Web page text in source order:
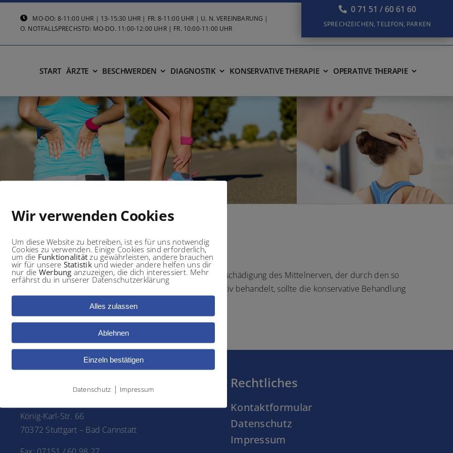
MO-DO: 8-11:00 UHR | 13-15:30 UHR | FR: 8-11:00 UHR | U. N. VEREINBARUNG |
O. NOTFALLSPRECHSTD: MO-DO. 11:00-12:00 UHR | FR. 10:00-11:00 UHR
START ÄRZTE BESCHWERDEN DIAGNOSTIK KONSERVATIVE THERAPIE OPERATIVE THERAPIE
Die Ursache hierfür ist eine chronische Druckschädigung des Mittelnerven, der durch den so
Das Karpaltunnelsyndrom wird von uns zuerst konservativ behandelt, sollte die konservative Behandlung
OP-Standort STUTTGART
König-Karl-Str. 66
70372 Stuttgart – Bad Cannstatt
Rechtliches
Kontaktformular
Datenschutz
Impressum
0 71 51 / 60 61 60
SPRECHZEICHEN, TELEFON, PARKEN
Wir verwenden Cookies
Um diese Website zu betreiben, ist es für uns notwendig
Cookies zu verwenden. Einige Cookies sind erforderlich,
um die Funktionalität zu gewährleisten, andere brauchen
wir für unsere Statistikund wieder andere helfen uns dir
nur die Werbung anzuzeigen, die dich interessiert. Mehr
erfährst du in unserer Datenschutzerklärung
Alles zulassen
Ablehnen
Einzeln bestätigen
Datenschutz | Impressum